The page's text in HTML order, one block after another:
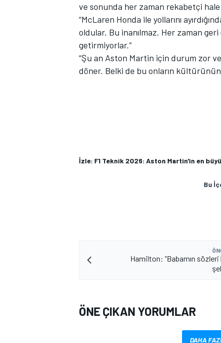
ve sonunda her zaman rekabetçi hale
“McLaren Honda ile yollarını
oldular. Bu inanılmaz. Her zaman
getirmiyorlar.”
“Şu an Aston Martin için durum zor
döner. Belki de bu onların kültürünün
İzle: F1 Teknik 2026: Aston Martin'in en
Bu
Hamilton: “Babamın
ÖNE ÇIKAN YORUMLAR
DAHA